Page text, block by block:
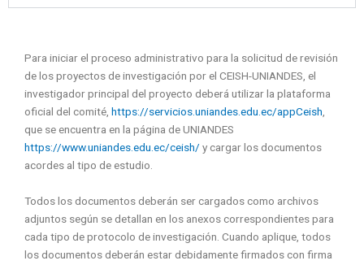
Para iniciar el proceso administrativo para la solicitud de revisión
de los proyectos de investigación por el CEISH-UNIANDES, el
investigador principal del proyecto deberá utilizar la plataforma
oficial del comité, https://servicios.uniandes.edu.ec/appCeish,
que se encuentra en la página de UNIANDES
https://www.uniandes.edu.ec/ceish/ y cargar los documentos
acordes al tipo de estudio.
Todos los documentos deberán ser cargados como archivos
adjuntos según se detallan en los anexos correspondientes para
cada tipo de protocolo de investigación. Cuando aplique, todos
los documentos deberán estar debidamente firmados con firma